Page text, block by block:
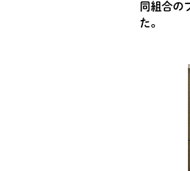
同組合の
た。